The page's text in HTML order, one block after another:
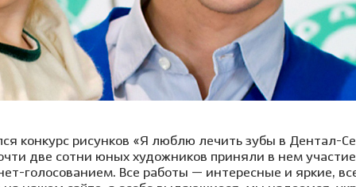
зубов особенным
уздечки
Пародонтология
Консервативная
пародонтология
Хирургическая
пародонтология
Лечение
(флюса)
Лечение
конкурс рисунков «Я люблю лечить зубы в Дентал-
две сотни юных художников приняли в нем
голосованием. Все работы — интересные и яркие,